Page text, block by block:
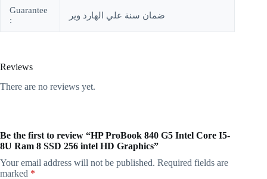
Guarantee
:
ضمان سنة علي الهارد وير
Reviews
There are no reviews yet.
Be the first to review “HP ProBook 840 G5 Intel Core I5-
8U Ram 8 SSD 256 intel HD Graphics”
Your email address will not be published. Required fields are
marked *